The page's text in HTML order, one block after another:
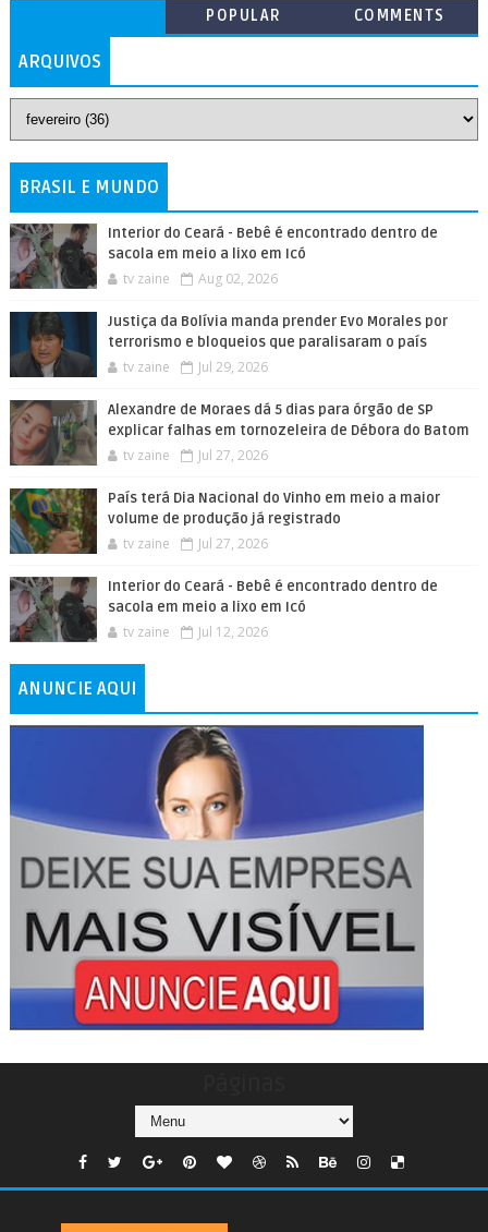
POPULAR COMMENTS
ARQUIVOS
BRASIL E MUNDO
Interior do Ceará - Bebê é encontrado dentro de
sacola em meio a lixo em Icó
tv zaine Aug 02, 2026
Justiça da Bolívia manda prender Evo Morales por
terrorismo e bloqueios que paralisaram o país
tv zaine Jul 29, 2026
Alexandre de Moraes dá 5 dias para órgão de SP
explicar falhas em tornozeleira de Débora do Batom
tv zaine Jul 27, 2026
País terá Dia Nacional do Vinho em meio a maior
volume de produção já registrado
tv zaine Jul 27, 2026
Interior do Ceará - Bebê é encontrado dentro de
sacola em meio a lixo em Icó
tv zaine Jul 12, 2026
ANUNCIE AQUI